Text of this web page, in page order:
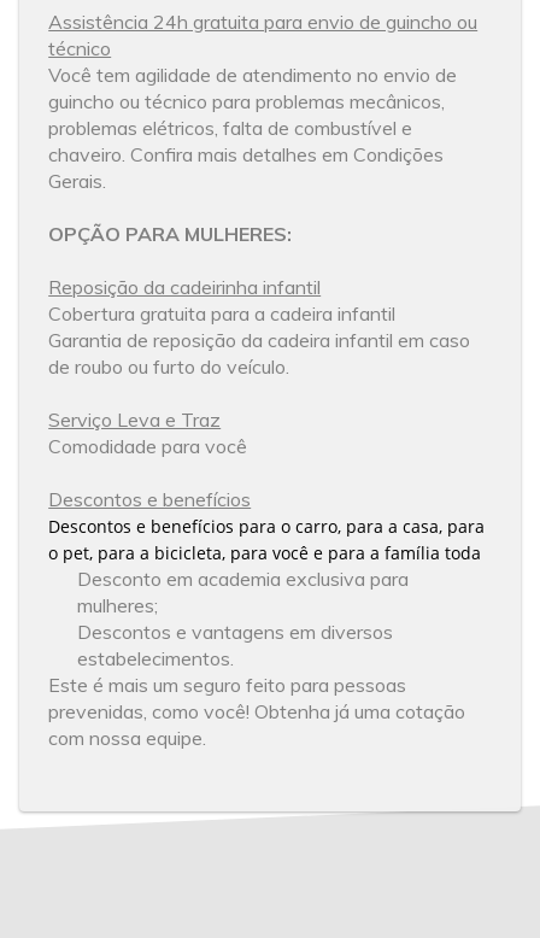
Assistência 24h gratuita para envio de guincho ou
técnico
Você tem agilidade de atendimento no envio de
guincho ou técnico para problemas mecânicos,
problemas elétricos, falta de combustível e
chaveiro. Confira mais detalhes em Condições
Gerais.
OPÇÃO PARA MULHERES:
Reposição da cadeirinha infantil
Cobertura gratuita para a cadeira infantil
Garantia de reposição da cadeira infantil em caso
de roubo ou furto do veículo.
Serviço Leva e Traz
Comodidade para você
Descontos e benefícios
Descontos e benefícios para o carro, para a casa, para
o pet, para a bicicleta, para você e para a família toda
Desconto em academia exclusiva para
mulheres;
Descontos e vantagens em diversos
estabelecimentos.
Este é mais um seguro feito para pessoas
prevenidas, como você! Obtenha já uma cotação
com nossa equipe.